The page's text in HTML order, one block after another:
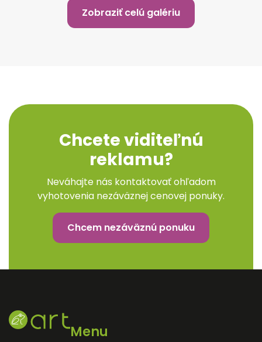
Zobraziť celú galériu
Chcete viditeľnú
reklamu?
Neváhajte nás kontaktovať ohľadom
vyhotovenia nezáväznej cenovej ponuky.
Chcem nezáväznú ponuku
Menu